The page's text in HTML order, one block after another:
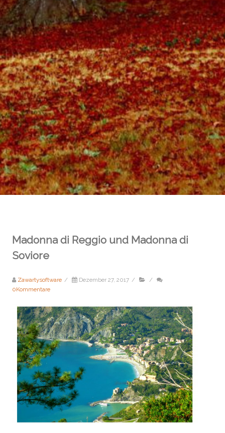
Madonna di Reggio und Madonna di
Soviore
Zawartysoftware / Dezember 27, 2017 /
/
0Kommentare